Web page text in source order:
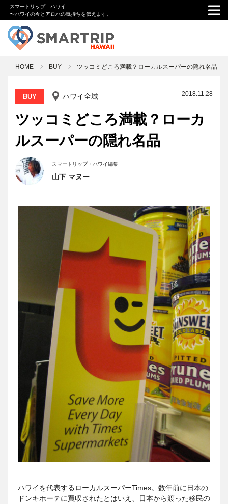
スマートリップ ハワイ
〜ハワイの今とアロハの気持ちを伝えます。
HOME BUY ツッコミどころ満載？ローカルスーパーの隠れ名品
BUY ハワイ全域 2018.11.28
ツッコミどころ満載？ローカ
ルスーパーの隠れ名品
スマートリップ・ハワイ編集
山下 マヌー
ハワイを代表するローカルスーパーTimes。数年前に日本の
ドンキホーテに買収されたとはいえ、日本から渡った移民の